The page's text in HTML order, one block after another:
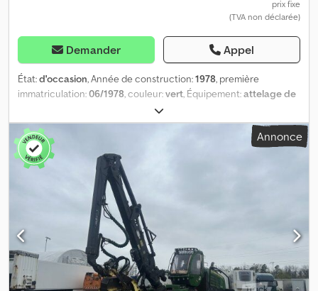
prix fixe
(TVA non déclarée)
Demander Appel
État:d'occasion, Année de construction:1978, première
immatriculation:06/1978, couleur:vert, Équipement:attelage de
, = Autres options et équipements = - Direction
assistée Csdpsxdvqqsfx Aqxjha = Informations complémentaires =
Compteur kilométrique : 15 715 km Transmission : Transmission
intégrale Poids à vide : 3 950 kg PTAC : 3 950 kg Constructeur :
Mercedes Benz, Mercedes Benzstrasse 100, 70372 Stuttgart, DE
Annonce